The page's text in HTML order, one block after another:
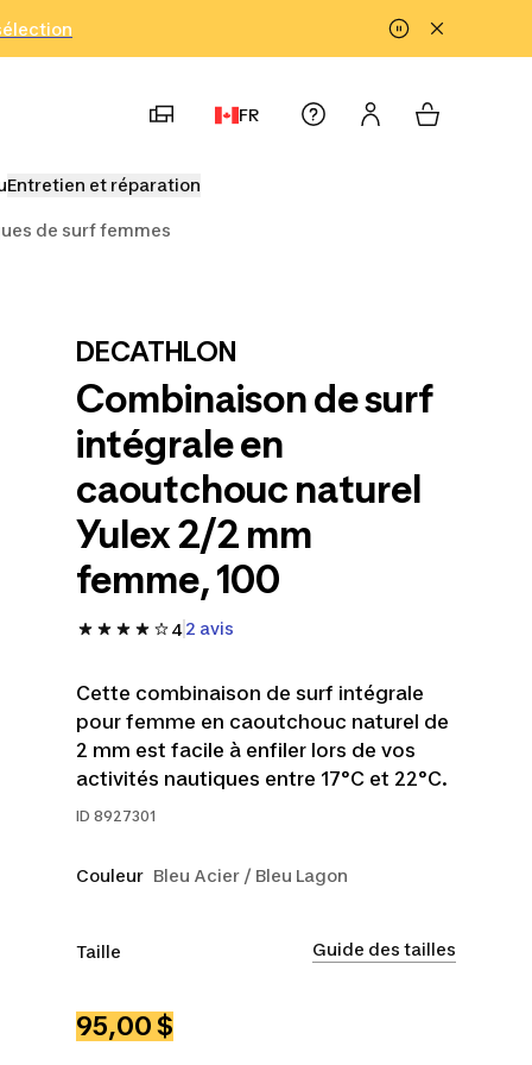
FR
Entretien et réparation
de surf femmes
DECATHLON
Combinaison de surf
intégrale en
caoutchouc naturel
Yulex 2/2 mm
femme, 100
42 avis
Cette combinaison de surf intégrale
pour femme en caoutchouc naturel de
2 mm est facile à enfiler lors de vos
activités nautiques entre 17°C et 22°C.
ID 8927301
Couleur Bleu Acier / Bleu Lagon
Taille
Guide des tailles
95,00 $